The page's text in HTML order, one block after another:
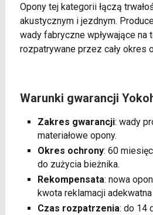
Opony tej kategorii łączą
akustycznym i jezdnym.
wady fabryczne wpływające na
rozpatrywane przez cały okres
Warunki gwarancji
Zakres gwarancji: wady
materiałowe opony.
Okres ochrony: 60
do zużycia bieżnika.
Rekompensata: nowa
kwota reklamacji
Czas rozpatrzenia: do 14